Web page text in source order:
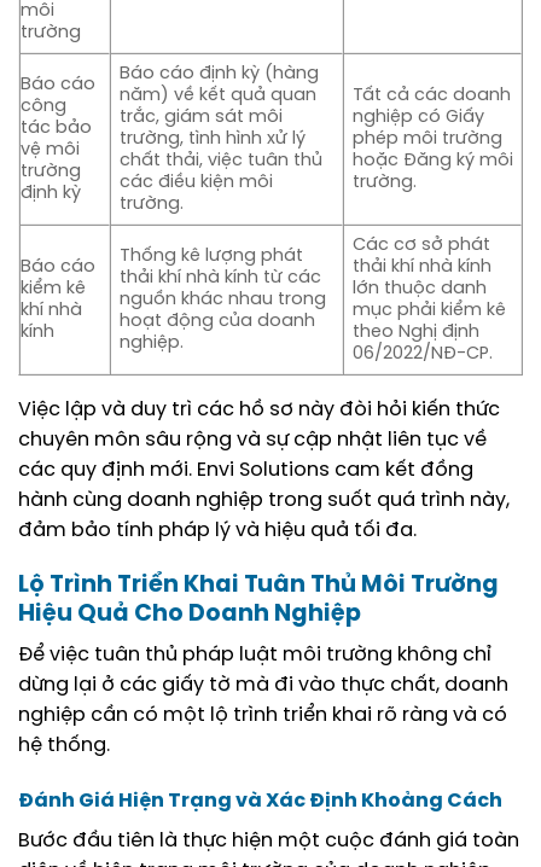
môi
trường
Báo cáo
công
tác bảo
vệ môi
trường
định kỳ
Báo cáo định kỳ (hàng
năm) về kết quả quan
trắc, giám sát môi
trường, tình hình xử lý
chất thải, việc tuân thủ
các điều kiện môi
trường.
Tất cả các doanh
nghiệp có Giấy
phép môi trường
hoặc Đăng ký môi
trường.
Báo cáo
kiểm kê
khí nhà
kính
Thống kê lượng phát
thải khí nhà kính từ các
nguồn khác nhau trong
hoạt động của doanh
nghiệp.
Các cơ sở phát
thải khí nhà kính
lớn thuộc danh
mục phải kiểm kê
theo Nghị định
06/2022/NĐ-CP.
Việc lập và duy trì các hồ sơ này đòi hỏi kiến thức
chuyên môn sâu rộng và sự cập nhật liên tục về
các quy định mới. Envi Solutions cam kết đồng
hành cùng doanh nghiệp trong suốt quá trình này,
đảm bảo tính pháp lý và hiệu quả tối đa.
Lộ Trình Triển Khai Tuân Thủ Môi Trường
Hiệu Quả Cho Doanh Nghiệp
Để việc tuân thủ pháp luật môi trường không chỉ
dừng lại ở các giấy tờ mà đi vào thực chất, doanh
nghiệp cần có một lộ trình triển khai rõ ràng và có
hệ thống.
Đánh Giá Hiện Trạng và Xác Định Khoảng Cách
Bước đầu tiên là thực hiện một cuộc đánh giá toàn